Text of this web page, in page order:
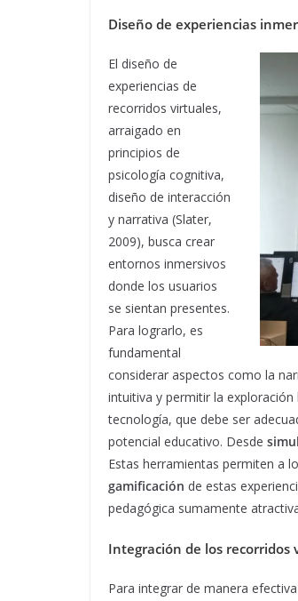
Diseño de experiencias
El diseño de
experiencias de
recorridos virtuales,
arraigado en
principios de
psicología cognitiva,
diseño de interacción
y narrativa (Slater,
2009), busca crear
entornos inmersivos
donde los usuarios
se sientan presentes.
Para lograrlo, es
fundamental
considerar aspectos como la
intuitiva y permitir la exploración
tecnología, que debe ser
potencial educativo. Desde
Estas herramientas permiten a
gamificación de estas
pedagógica sumamente
Integración de los
Para integrar de manera